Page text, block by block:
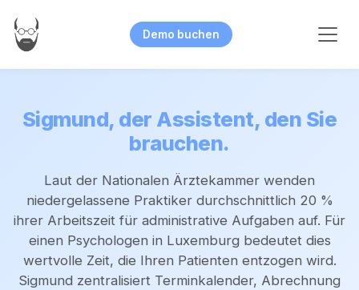
Demo buchen
Sigmund, der Assistent, den Sie
brauchen.
Laut der Nationalen Ärztekammer wenden
niedergelassene Praktiker durchschnittlich 20 %
ihrer Arbeitszeit für administrative Aufgaben auf. Für
einen Psychologen in Luxemburg bedeutet dies
wertvolle Zeit, die Ihren Patienten entzogen wird.
Sigmund zentralisiert Terminkalender, Abrechnung